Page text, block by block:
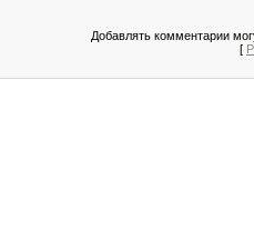
Добавлять комментарии
[